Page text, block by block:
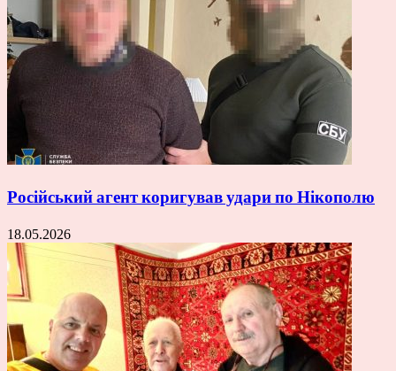
Російський агент коригував удари по Нікополю
18.05.2026